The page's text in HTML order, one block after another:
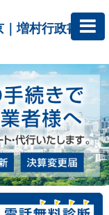
増村行政書士